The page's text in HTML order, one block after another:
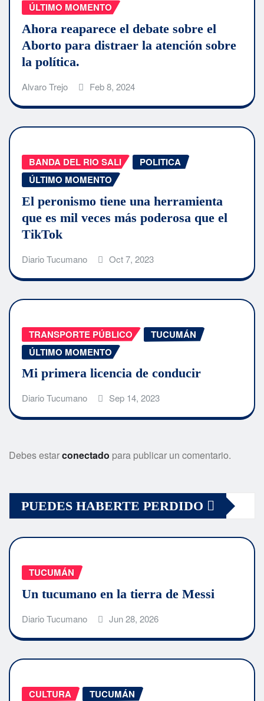
ÚLTIMO MOMENTO
Ahora reaparece el debate sobre el
Aborto para distraer la atención sobre
la política.
Alvaro Trejo Feb 8, 2024
BANDA DEL RIO SALI
POLITICA
ÚLTIMO MOMENTO
El peronismo tiene una herramienta
que es mil veces más poderosa que el
TikTok
Diario Tucumano Oct 7, 2023
TRANSPORTE PÚBLICO
TUCUMÁN
ÚLTIMO MOMENTO
Mi primera licencia de conducir
Diario Tucumano Sep 14, 2023
Debes estarconectado para publicar un comentario.
PUEDES HABERTE PERDIDO
TUCUMÁN
Un tucumano en la tierra de Messi
Diario Tucumano Jun 28, 2026
CULTURA TUCUMÁN